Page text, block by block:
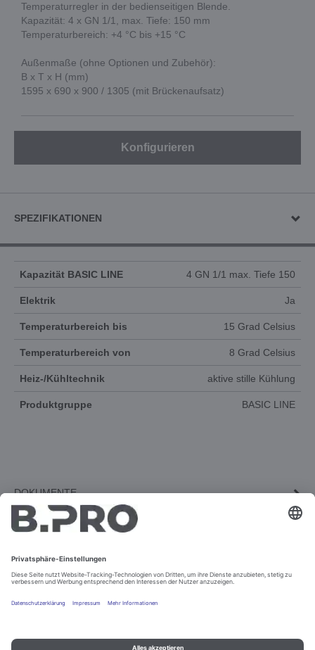
Temperaturregler in der bedienseitigen Blende.
Kapazität: 4 x GN 1/1, max. Tiefe: 150 mm
Temperaturbereich: +4 °C bis +15 °C
Außenmaße (ohne Optionen und Zubehör):
B x T x H (mm)
1595 x 690 x 900 / 1305 (mit Brückenaufsatz)
Konfigurieren
SPEZIFIKATIONEN
Kapazität BASIC LINE 4 GN 1/1 max. Tiefe 150
Elektrik Ja
Temperaturbereich bis 15 Grad Celsius
Temperaturbereich von 8 Grad Celsius
Heiz-/Kühltechnik aktive stille Kühlung
Produktgruppe BASIC LINE
DOKUMENTE